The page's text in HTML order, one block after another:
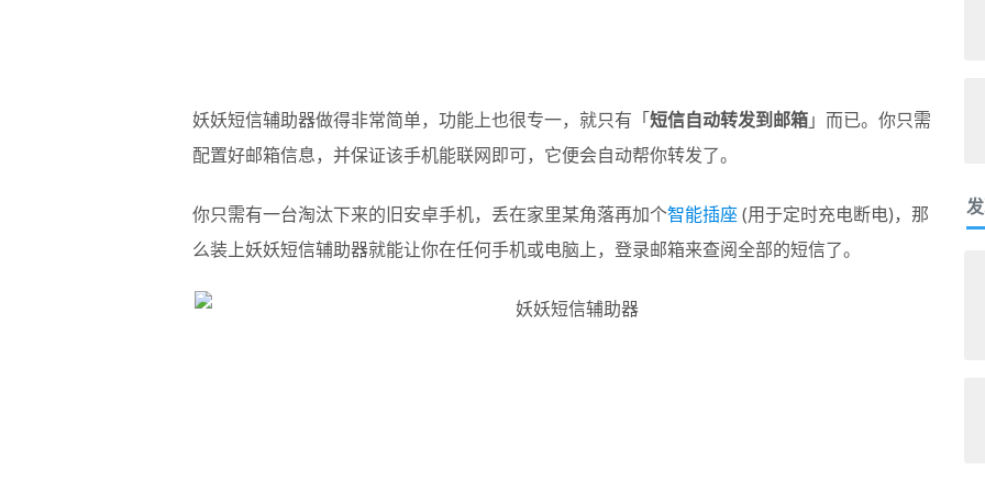
妖妖短信辅助器做得非常简单，功能上也很专一，就只有「短信自动转发到邮箱」而已。你只需
配置好邮箱信息，并保证该手机能联网即可，它便会自动帮你转发了。
你只需有一台淘汰下来的旧安卓手机，丢在家里某角落再加个智能插座(用于定时充电断电)，那
么装上妖妖短信辅助器就能让你在任何手机或电脑上，登录邮箱来查阅全部的短信了。